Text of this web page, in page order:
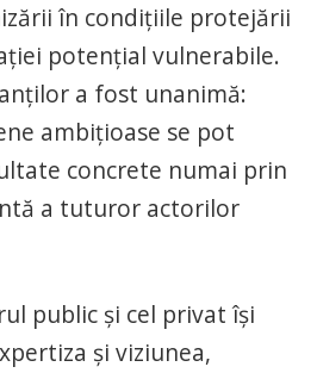
în condițiile protejării
potențial vulnerabile.
a fost unanimă:
ambițioase se pot
concrete numai prin
a tuturor actorilor
public și cel privat își
și viziunea,